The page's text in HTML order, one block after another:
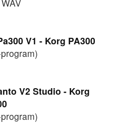
V1 - Korg PA300
V2 Studio - Korg